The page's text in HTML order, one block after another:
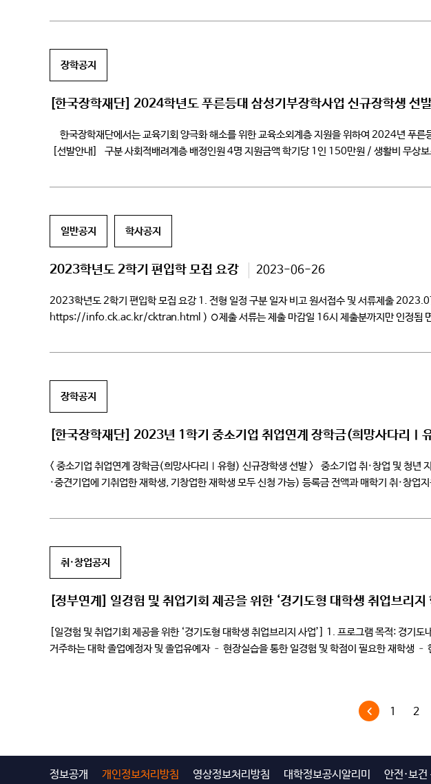
장학공지
[한국장학재단] 2024학년도 푸른등대 삼성기부장학사업 신규장학생
한국장학재단에서는 교육기회 양극화 해소를 위한 교육소외계층 지원을 위하여 2024년 푸
[선발안내] 구분 사회적배려계층 배정인원 4명 지원금액 학기당 1인 150만원 / 생활비
일반공지 학사공지
2023학년도 2학기 편입학 모집 요강 2023-06-26
2023학년도 2학기 편입학 모집 요강 1. 전형 일정 구분 일자 비고 원서접수 및 서류제출
https://info.ck.ac.kr/cktran.html ) ◦제출 서류는 제출 마감일 16시 제출분까지만 인정
장학공지
[한국장학재단] 2023년 1학기 중소기업 취업연계 장학금(희망사다리Ⅰ
< 중소기업 취업연계 장학금(희망사다리Ⅰ유형) 신규장학생 선발 > 중소기업 취·창업 및 청년
·중견기업에 기취업한 재학생, 기창업한 재학생 모두 신청 가능) 등록금 전액과 매학기 취·
취·창업공지
[정부연계] 일경험 및 취업기회 제공을 위한 ‘경기도형 대학생 취업브리지
[일경험 및 취업기회 제공을 위한 ‘경기도형 대학생 취업브리지 사업’] ​1. 프로그램 목적: 경기
거주하는 대학 졸업예정자 및 졸업유예자 – 현장실습을 통한 일경험 및 학점이 필요한 재학생
1 2
정보공개 개인정보처리방침 영상정보처리방침 대학정보공시알리미 안전·보건